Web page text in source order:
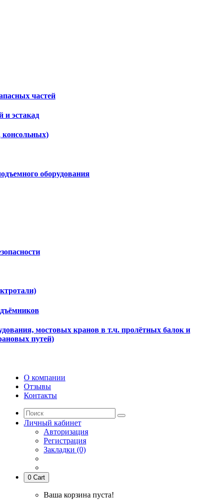
частей
и эстакад
консольных)
оборудования
мостовых кранов в т.ч. пролётных балок и
путей)
О компании
Отзывы
Контакты
Личный кабинет
Авторизация
Регистрация
Закладки (0)
0 Cart
Ваша корзина пуста!